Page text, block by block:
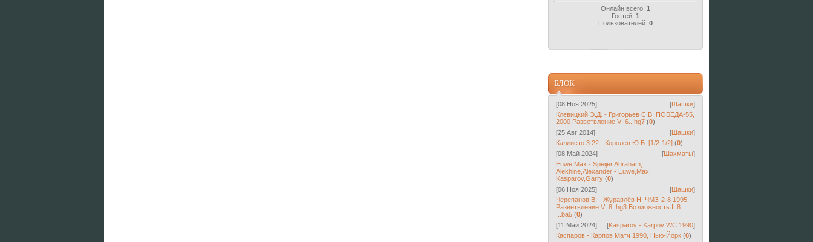
Онлайн всего: 1
Гостей: 1
Пользователей: 0
БЛОК
[08 Ноя 2025] [Шашки]
Клевицкий Э.Д. - Григорьев С.В. ПОБЕДА-55,
2000 Разветвление V: 6...hg7 (0)
[25 Авг 2014]
[Шашки]
Каллисто 3.22 - Королев Ю.Б. [1/2-1/2] (0)
[08 Май 2024]
[Шахматы]
Euwe,Max - Speijer,Abraham,
Alekhine,Alexander - Euwe,Max,
Kasparov,Garry (0)
[06 Ноя 2025]
[Шашки]
Черепанов В. - Журавлёв Н. ЧМЗ-2-8 1995
Разветвление V: 8. hg3 Возможность I: 8
...ba5 (0)
[11 Май 2024]
[Kasparov - Karpov WC 1990]
Каспаров - Карпов Матч 1990, Нью-Йорк (0)